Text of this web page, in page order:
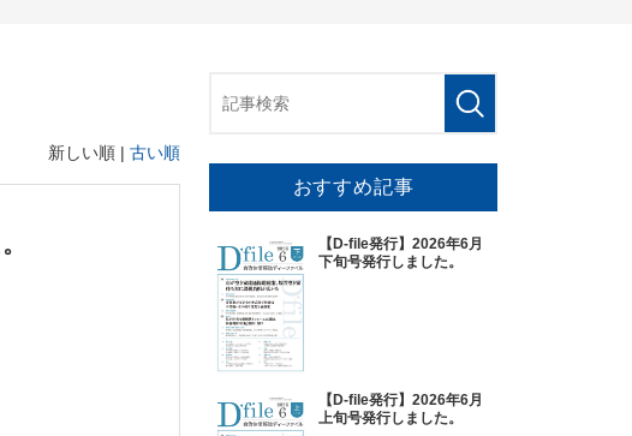
新しい順 | 古い順
おすすめ記事
【D-file発行】2026年6月
下旬号発行しました。
【D-file発行】2026年6月
上旬号発行しました。